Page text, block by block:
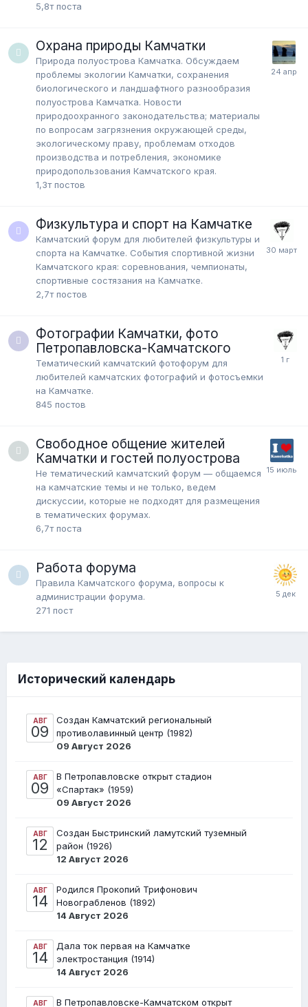
5,8т поста
Охрана природы Камчатки
Природа полуострова Камчатка. Обсуждаем
проблемы экологии Камчатки, сохранения
биологического и ландшафтного разнообразия
полуострова Камчатка. Новости
природоохранного законодательства; материалы
по вопросам загрязнения окружающей среды,
экологическому праву, проблемам отходов
производства и потребления, экономике
природопользования Камчатского края.
1,3т постов
Физкультура и спорт на Камчатке
Камчатский форум для любителей физкультуры и
спорта на Камчатке. События спортивной жизни
Камчатского края: соревнования, чемпионаты,
спортивные состязания на Камчатке.
2,7т постов
Фотографии Камчатки, фото
Петропавловска-Камчатского
Тематический камчатский фотофорум для
любителей камчатских фотографий и фотосъемки
на Камчатке.
845 постов
Свободное общение жителей
Камчатки и гостей полуострова
Не тематический камчатский форум — общаемся
на камчатские темы и не только, ведем
дискуссии, которые не подходят для размещения
в тематических форумах.
6,7т поста
Работа форума
Правила Камчатского форума, вопросы к
администрации форума.
271 пост
Исторический календарь
АВГ
09
Создан Камчатский региональный
противолавинный центр (1982)
09 Август 2026
АВГ
09
В Петропавловске открыт стадион
«Спартак» (1959)
09 Август 2026
АВГ
12
Создан Быстринский ламутский туземный
район (1926)
12 Август 2026
АВГ
14
Родился Прокопий Трифонович
Новограбленов (1892)
14 Август 2026
АВГ
14
Дала ток первая на Камчатке
электростанция (1914)
14 Август 2026
АВГ В Петропавловске-Камчатском открыт